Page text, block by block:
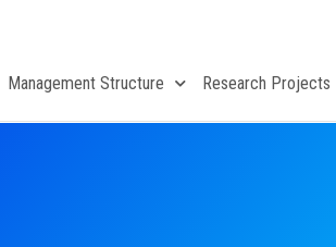
Management Structure Research Projects